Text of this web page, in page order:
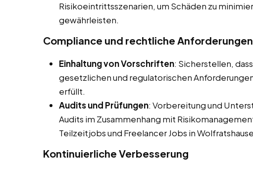
Risikoeintrittsszenarien, um Schäden zu
gewährleisten.
Compliance und rechtliche Anforderungen
Einhaltung von Vorschriften: Sicherstellen,
gesetzlichen und regulatorischen
erfüllt.
Audits und Prüfungen: Vorbereitung und
Audits im Zusammenhang mit
Teilzeitjobs und Freelancer Jobs in
Kontinuierliche Verbesserung